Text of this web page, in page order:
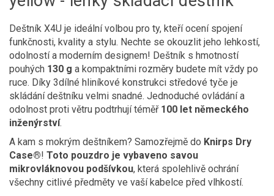
Deštník X4U je ideální volbou pro ty, kteří ocení spojení
funkčnosti, kvality a stylu. Nechte se okouzlit jeho lehkostí,
odolností a moderním designem! Deštník s hmotností
pouhých 130 g a kompaktními rozměry budete mít vždy po
ruce. Díky 3dílné hliníkové konstrukci středové tyče je
skládání deštníku velmi snadné. Jednoduché ovládání a
odolnost proti větru podtrhují téměř 100 let německého
inženýrství.
A kam s mokrým deštníkem? Samozřejmě do Knirps Dry
Case®! Toto pouzdro je vybaveno savou
mikrovláknovou podšívkou, která spolehlivě ochrání
všechny citlivé předměty ve vaší kabelce před vlhkostí.